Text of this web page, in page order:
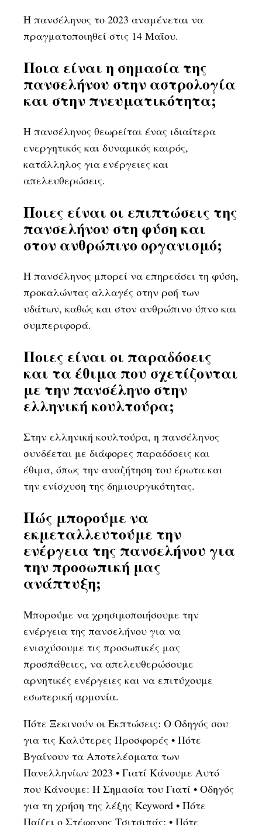
Η πανσέληνος το 2023 αναμένεται να
πραγματοποιηθεί στις 14 Μαΐου.
Ποια είναι η σημασία της
πανσελήνου στην αστρολογία
και στην πνευματικότητα;
Η πανσέληνος θεωρείται ένας ιδιαίτερα
ενεργητικός και δυναμικός καιρός,
κατάλληλος για ενέργειες και
απελευθερώσεις.
Ποιες είναι οι επιπτώσεις της
πανσελήνου στη φύση και
στον ανθρώπινο οργανισμό;
Η πανσέληνος μπορεί να επηρεάσει τη φύση,
προκαλώντας αλλαγές στην ροή των
υδάτων, καθώς και στον ανθρώπινο ύπνο και
συμπεριφορά.
Ποιες είναι οι παραδόσεις
και τα έθιμα που σχετίζονται
με την πανσέληνο στην
ελληνική κουλτούρα;
Στην ελληνική κουλτούρα, η πανσέληνος
συνδέεται με διάφορες παραδόσεις και
έθιμα, όπως την αναζήτηση του έρωτα και
την ενίσχυση της δημιουργικότητας.
Πώς μπορούμε να
εκμεταλλευτούμε την
ενέργεια της πανσελήνου για
την προσωπική μας
ανάπτυξη;
Μπορούμε να χρησιμοποιήσουμε την
ενέργεια της πανσελήνου για να
ενισχύσουμε τις προσωπικές μας
προσπάθειες, να απελευθερώσουμε
αρνητικές ενέργειες και να επιτύχουμε
εσωτερική αρμονία.
Πότε Ξεκινούν οι Εκπτώσεις: Ο Οδηγός σου
για τις Καλύτερες Προσφορές • Πότε
Βγαίνουν τα Αποτελέσματα των
Πανελληνίων 2023 • Γιατί Κάνουμε Αυτό
που Κάνουμε: Η Σημασία του Γιατί • Οδηγός
για τη χρήση της λέξης Keyword • Πότε
Παίζει ο Στέφανος Τσιτσιπάς; • Πότε